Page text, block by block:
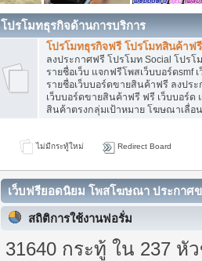
โปรโมทธุรกิจด้านการบริการ
โปรโมทธุรกิจฟรี โปรโมทสินค้าฟรี
ลงประกาศฟรี โปรโมท Social โปรโ
รายชื่อเว็บ แจกฟรีโพสเว็บบอร์ดsmf
รายชื่อเว็บบอร์ดขายสินค้าฟรี ลงประ
เว็บบอร์ดขายสินค้าฟรี ฟรี เว็บบอร์ด
สินค้าตรงกลุ่มเป้าหมาย โฆษณาเลื่อ
ไม่มีกระทู้ใหม่ Redirect Board
เว็บฟรียอดนิยม โพสโฆษณา ประกาศ
Centerสถิติการใช้งานฟอรั่ม
31640 กระทู้ ใน 237